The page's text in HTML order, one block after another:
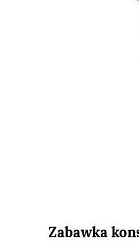
Zabawka